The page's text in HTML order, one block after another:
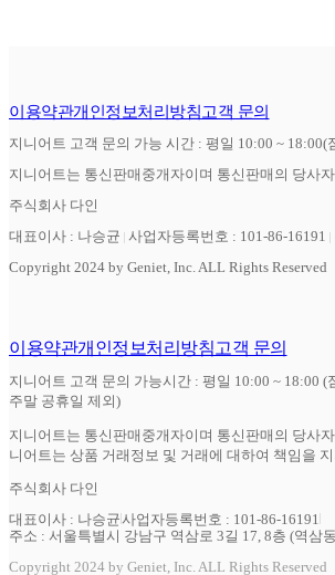
이용약관개인정보처리방침고객 문의
지니어트 고객 문의 가능 시간 : 평일 10:00 ~
지니어트는 통신판매중개자이며 통신판매의 당사
주식회사 다인
대표이사 : 나승균 사업자등록번호 : 101-86-16191
Copyright 2024 by Geniet, Inc. ALL Rights Reserved
이용약관개인정보처리방침고객 문의
지니어트 고객 문의 가능시간 : 평일 10:00 ~ 18:00 (
주말 공휴일 제외)
지니어트는 통신판매중개자이며 통신판매의 당사
니어트는 상품 거래정보 및 거래에 대하여 책임을
주식회사 다인
대표이사 : 나승균사업자등록번호 : 101-86-16191
주소 : 서울특별시 강남구 역삼로 3길 17, 8층 (역삼
Copyright 2024 by Geniet, Inc. ALL Rights Reserved